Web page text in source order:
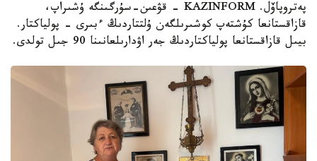
پەتروپاۆل. KAZINFORM - قۋعىن-سۇرگىنگە ۇشىراپ،
قازاقستانعا كۇشتەپ كوشىرىلگەن ۇلتتاردىڭ ءبىرى - پولياكتار.
بيىل قازاقستانعا پولياكتاردىڭ جەر اۋدارىلعانىنا 90 جىل تولدى.